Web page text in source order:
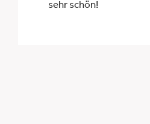
sehr schön!